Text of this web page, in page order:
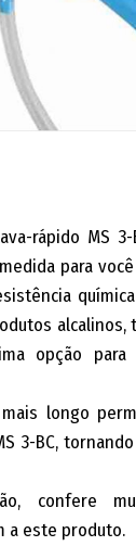
rápido MS
para
alcalinos,
opção
longo
3-BC,
confere
a este produto.